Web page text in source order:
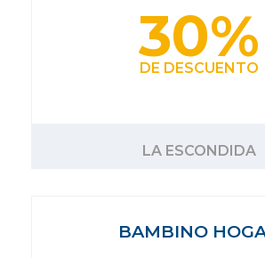
30%
DE DESCUENTO
LA ESCONDIDA
BAMBINO